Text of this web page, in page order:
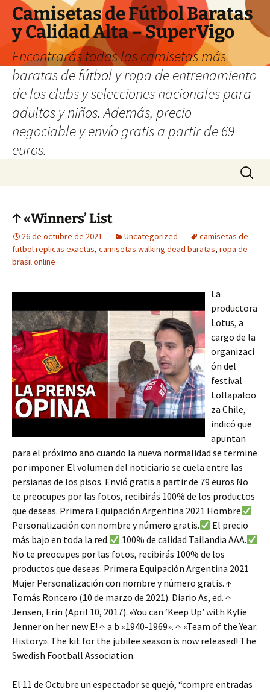
Camisetas de Fútbol Baratas
y Calidad Alta – SuperVigo
Encontrarás todas las camisetas más
baratas de fútbol y ropa de entrenamiento
de los clubs y selecciones nacionales para
adultos y niños. Además, precio
negociable y envío gratis a partir de 69
euros.
Buscar:
↑ «Winners’ List
26 de octubre de 2021 Uncategorized
camisetas de
futbol replicas exactas, camisetas walking dead baratas, ropa de
brasil online
La
productora
Lotus, a
cargo de la
organizaci
ón del
festival
Lollapaloo
za Chile,
indicó que
apuntan
para el próximo año cuando la nueva normalidad se termine
por imponer. El volumen del noticiario se cuela entre las
persianas de los pisos. Envió gratis a partir de 79 euros No
te preocupes por las fotos, recibirás 100% de los productos
que deseas. Primera Equipación Argentina 2021 Hombre
Personalización con nombre y número gratis.
El precio
más bajo en toda la red.
100% de calidad Tailandia AAA.
No te preocupes por las fotos, recibirás 100% de los
productos que deseas. Primera Equipación Argentina 2021
Mujer Personalización con nombre y número gratis. ↑
Tomás Roncero (10 de marzo de 2021). Diario As, ed. ↑
Jensen, Erin (April 10, 2017). «You can ‘Keep Up’ with Kylie
Jenner on her new E! ↑ a b «1940-1969». ↑ «Team of the Year:
History». The kit for the jubilee season is now released! The
Swedish Football Association.
El 11 de Octubre un espectador se quejó, “compre entradas